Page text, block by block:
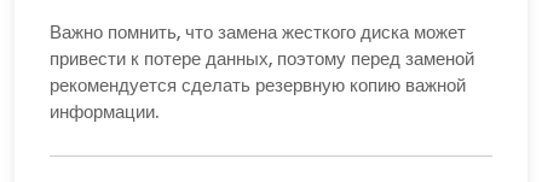
Важно помнить, что замена жесткого диска может
привести к потере данных, поэтому перед заменой
рекомендуется сделать резервную копию важной
информации.